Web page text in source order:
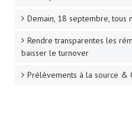
Demain, 18 septembre, tous
Rendre transparentes les
baisser le turnover
Prélèvements à la source &